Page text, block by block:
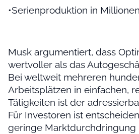
•Serienproduktion in
Musk argumentiert, dass
wertvoller als das
Bei weltweit mehreren
Arbeitsplätzen in einfachen,
Tätigkeiten ist der
Für Investoren ist
geringe Marktdurchdringung